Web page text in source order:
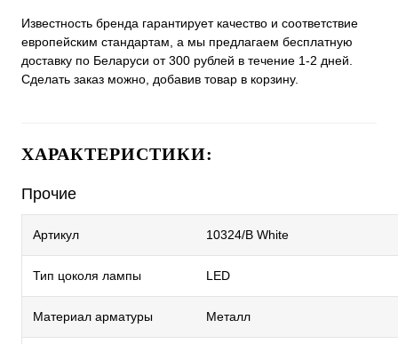
Известность бренда гарантирует качество и соответствие
европейским стандартам, а мы предлагаем бесплатную
доставку по Беларуси от 300 рублей в течение 1-2 дней.
Сделать заказ можно, добавив товар в корзину.
ХАРАКТЕРИСТИКИ:
Прочие
Артикул 10324/B White
Тип цоколя лампы LED
Материал арматуры Металл